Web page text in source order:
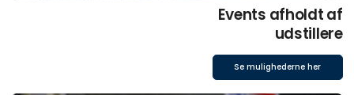
Events afholdt af
udstillere
Se mulighederne her